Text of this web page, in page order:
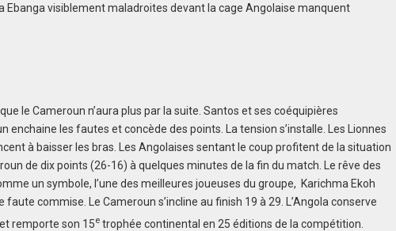
Ebanga visiblement maladroites devant la cage Angolaise manquent
le Cameroun n’aura plus par la suite. Santos et ses coéquipières
enchaine les fautes et concède des points. La tension s’installe. Les Lionnes
à baisser les bras. Les Angolaises sentant le coup profitent de la situation
de dix points (26-16) à quelques minutes de la fin du match. Le rêve des
un symbole, l’une des meilleures joueuses du groupe, Karichma Ekoh
commise. Le Cameroun s’incline au finish 19 à 29. L’Angola conserve
remporte son 15e trophée continental en 25 éditions de la compétition.